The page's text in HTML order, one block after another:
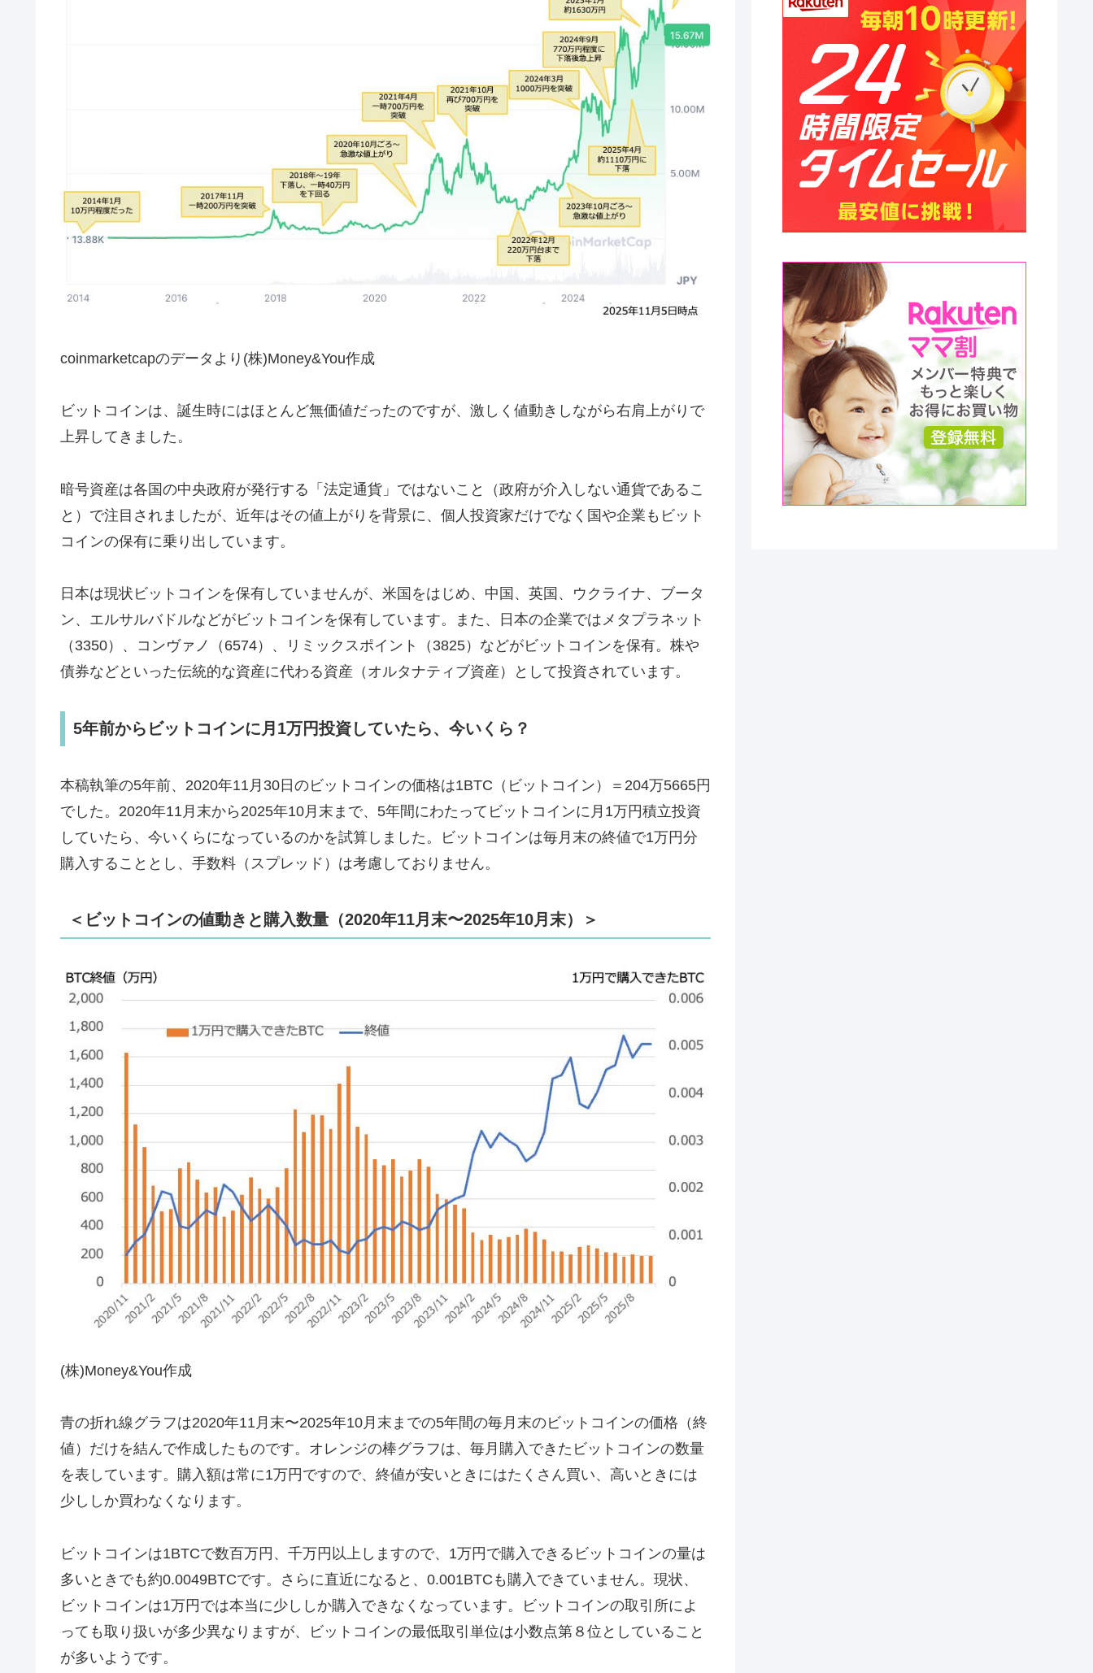
coinmarketcapのデータより(株)Money&You作成
ビットコインは、誕生時にはほとんど無価値だったのですが、激しく値動きしながら右肩上がりで
上昇してきました。
暗号資産は各国の中央政府が発行する「法定通貨」ではないこと（政府が介入しない通貨であるこ
と）で注目されましたが、近年はその値上がりを背景に、個人投資家だけでなく国や企業もビット
コインの保有に乗り出しています。
日本は現状ビットコインを保有していませんが、米国をはじめ、中国、英国、ウクライナ、ブータ
ン、エルサルバドルなどがビットコインを保有しています。また、日本の企業ではメタプラネット
（3350）、コンヴァノ（6574）、リミックスポイント（3825）などがビットコインを保有。株や
債券などといった伝統的な資産に代わる資産（オルタナティブ資産）として投資されています。
5年前からビットコインに月1万円投資していたら、今いくら？
本稿執筆の5年前、2020年11月30日のビットコインの価格は1BTC（ビットコイン）＝204万5665円
でした。2020年11月末から2025年10月末まで、5年間にわたってビットコインに月1万円積立投資
していたら、今いくらになっているのかを試算しました。ビットコインは毎月末の終値で1万円分
購入することとし、手数料（スプレッド）は考慮しておりません。
＜ビットコインの値動きと購入数量（2020年11月末〜2025年10月末）＞
(株)Money&You作成
青の折れ線グラフは2020年11月末〜2025年10月末までの5年間の毎月末のビットコインの価格（終
値）だけを結んで作成したものです。オレンジの棒グラフは、毎月購入できたビットコインの数量
を表しています。購入額は常に1万円ですので、終値が安いときにはたくさん買い、高いときには
少ししか買わなくなります。
ビットコインは1BTCで数百万円、千万円以上しますので、1万円で購入できるビットコインの量は
多いときでも約0.0049BTCです。さらに直近になると、0.001BTCも購入できていません。現状、
ビットコインは1万円では本当に少ししか購入できなくなっています。ビットコインの取引所によ
っても取り扱いが多少異なりますが、ビットコインの最低取引単位は小数点第８位としていること
が多いようです。